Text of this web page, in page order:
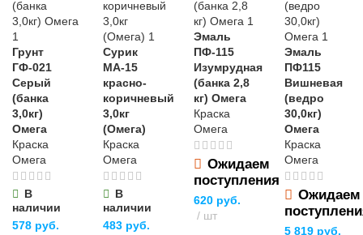
дерево синтетика
ДЛИНА 260 мм
ДИАМЕТР
дерево синтетика
ДЛИНА 210 мм
ШИРИНА
100 мм
ОСОБЕННОСТИ
ВИД РАБОТ
универсальные
УПАКОВКА
бутылка
Грунт
ГФ-021
Серый
(банка
3,0кг)
Омега
Краска
Омега
В
наличии
578 руб.
Сурик
МА-15
красно-
коричневый
3,0кг
(Омега)
Краска
Омега
В
наличии
483 руб.
Эмаль
ПФ-115
Изумрудная
(банка 2,8
кг) Омега
Краска
Омега
Ожидаем
поступления
620 руб.
шт
Эмаль
ПФ115
Вишневая
(ведро
30,0кг)
Омега
Краска
Омега
Ожидаем
5 819 руб.